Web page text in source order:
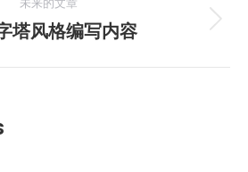
的
文
未来的文章
未
塔风格编写内容